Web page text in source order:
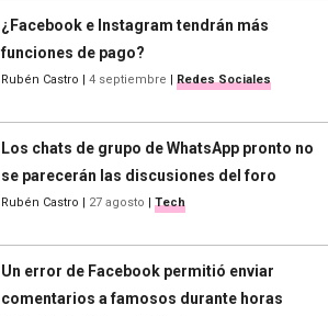
¿Facebook e Instagram tendrán más
funciones de pago?
Rubén Castro | 4 septiembre | Redes Sociales
Los chats de grupo de WhatsApp pronto no
se parecerán las discusiones del foro
Rubén Castro | 27 agosto | Tech
Un error de Facebook permitió enviar
comentarios a famosos durante horas